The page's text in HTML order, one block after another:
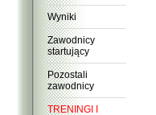
Wyniki
Zawodnicy
startujący
Pozostali
zawodnicy
TRENINGI I